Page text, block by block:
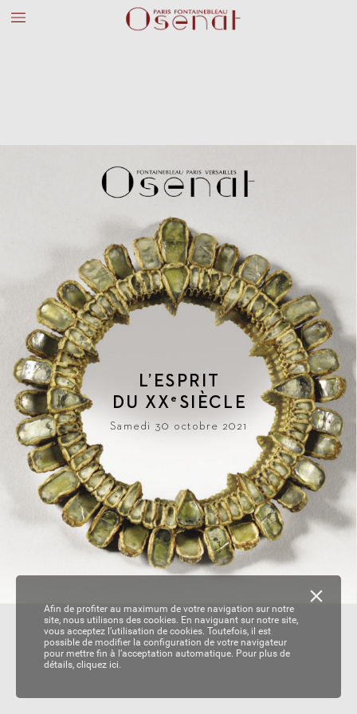
L’ESPRIT
DU XX e SIÈCLE
Samedi 30 octobre 2021
Afin de profiter au maximum de votre navigation sur notre
site, nous utilisons des cookies. En naviguant sur notre site,
vous acceptez l’utilisation de cookies. Toutefois, il est
possible de modifier la configuration de votre navigateur
pour mettre fin à l’acceptation automatique. Pour plus de
détails, cliquez ici.